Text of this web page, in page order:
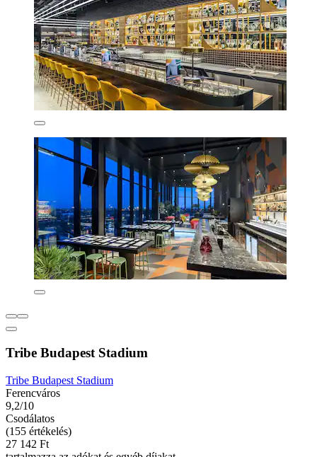
Tribe Budapest Stadium
Tribe Budapest Stadium
Ferencváros
9,2/10
Csodálatos
(155 értékelés)
27 142 Ft